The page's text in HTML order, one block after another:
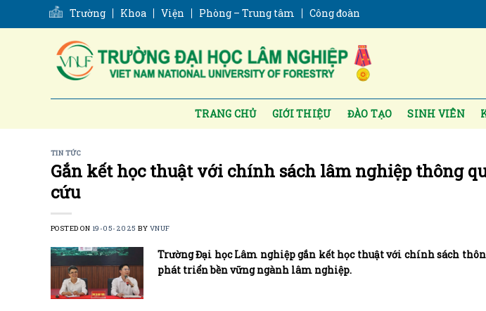
Trường Khoa Viện Phòng – Trung tâm Công đoàn
TRANG CHỦ GIỚI THIỆU ĐÀO TẠO SINH VIÊN
TIN TỨC
Gắn kết học thuật với chính sách lâm nghiệp thông
cứu
POSTED ON 19-05-2025 BY VNUF
Trường Đại học Lâm nghiệp gắn kết học thuật với chính sách
phát triển bền vững ngành lâm nghiệp.